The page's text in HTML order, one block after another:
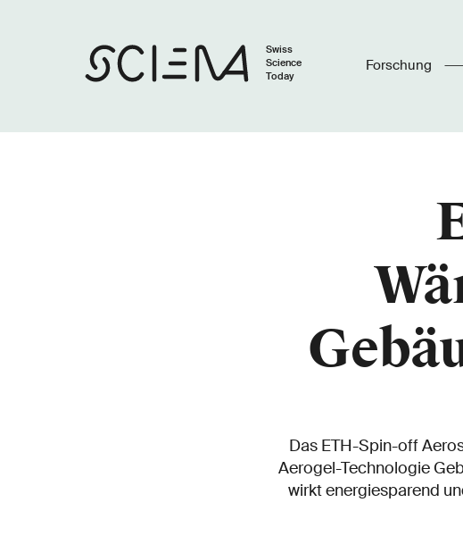
Swiss
Science
Today
Forschung
Das ETH-Spin-off
Aerogel-Technologie
wirkt energiesparend